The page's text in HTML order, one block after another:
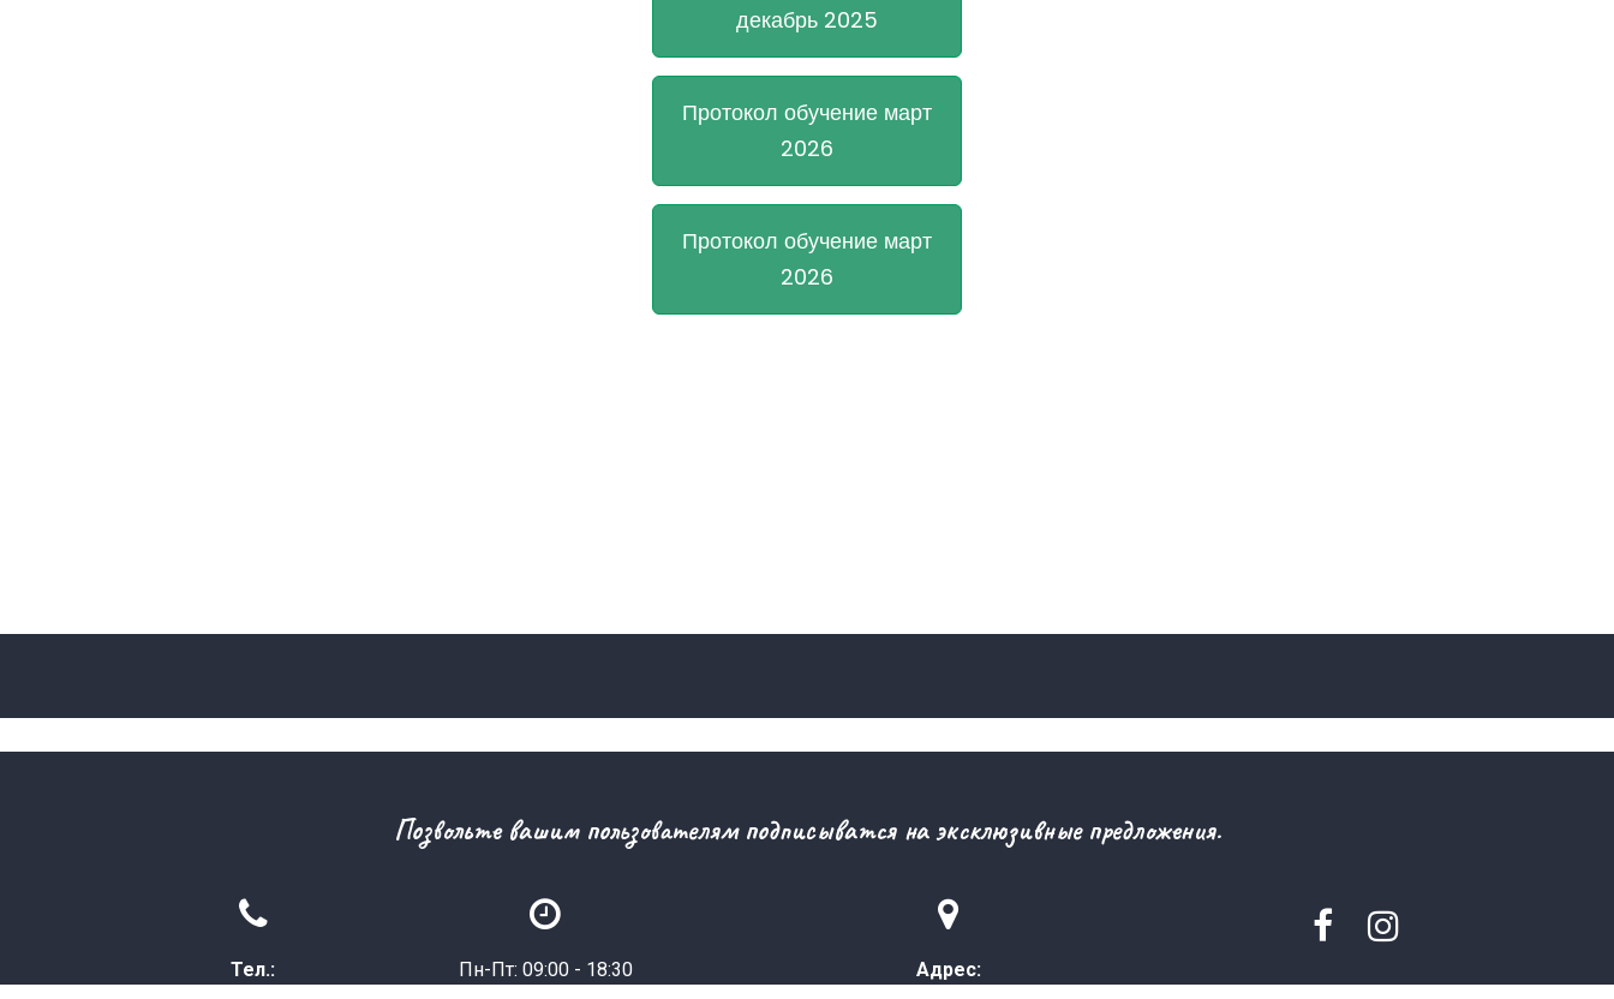
декабрь 2025
Протокол обучение март
2026
Протокол обучение март
2026
Позвольте вашим пользователям подписыватся на эксклюзивные предложения.

Тел.:

Пн-Пт: 09:00 - 18:30

Адрес:
 